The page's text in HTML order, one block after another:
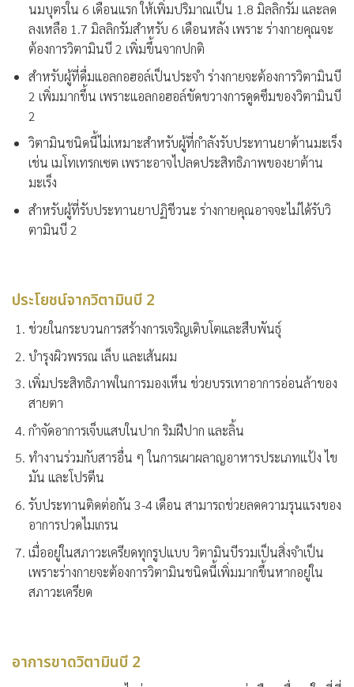
นมบุตรใน 6 เดือนแรก ให้เพิ่มปริมาณเป็น 1.8 มิลลิกรัม และลด
ลงเหลือ 1.7 มิลลิกรัมสำหรับ 6 เดือนหลัง เพราะ ร่างกายคุณจะ
ต้องการวิตามินบี 2 เพิ่มขึ้นจากปกติ
สำหรับผู้ที่ดื่มแอลกอฮอล์เป็นประจำ ร่างกายจะต้องการวิตามินบี
2 เพิ่มมากขึ้น เพราะแอลกอฮอล์ขัดขวางการดูดซึมของวิตามินบี
2
วิตามินชนิดนี้ไม่เหมาะสำหรับผู้ที่กำลังรับประทานยาต้านมะเร็ง
เช่น เมโทเทรกเซต เพราะอาจไปลดประสิทธิภาพของยาต้าน
มะเร็ง
สำหรับผู้ที่รับประทานยาปฏิชีวนะ ร่างกายคุณอาจจะไม่ได้รับวิ
ตามินบี 2
ประโยชน์จากวิตามินบี 2
ช่วยในกระบวนการสร้างการเจริญเติบโตและสืบพันธุ์
บำรุงผิวพรรณ เล็บ และเส้นผม
เพิ่มประสิทธิภาพในการมองเห็น ช่วยบรรเทาอาการอ่อนล้าของ
สายตา
กำจัดอาการเจ็บแสบในปาก ริมฝีปาก และลิ้น
ทำงานร่วมกับสารอื่น ๆ ในการเผาผลาญอาหารประเภทแป้ง ไข
มัน และโปรตีน
รับประทานติดต่อกัน 3-4 เดือน สามารถช่วยลดความรุนแรงของ
อาการปวดไมเกรน
เมื่ออยู่ในสภาวะเครียดทุกรูปแบบ วิตามินบีรวมเป็นสิ่งจำเป็น
เพราะร่างกายจะต้องการวิตามินชนิดนี้เพิ่มมากขึ้นหากอยู่ใน
สภาวะเครียด
อาการขาดวิตามินบี 2